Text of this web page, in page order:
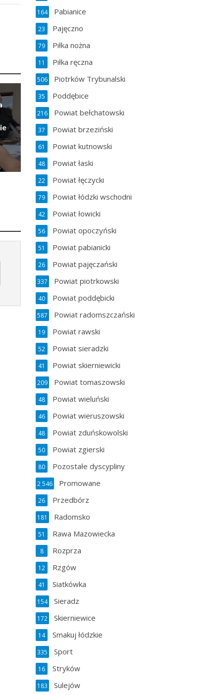
Pabianice
164
Pajęczno
23
Piłka nożna
79
Piłka ręczna
11
Piotrków Trybunalski
506
Poddębice
35
Powiat bełchatowski
216
Powiat brzeziński
37
Powiat kutnowski
61
Powiat łaski
48
Powiat łęczycki
22
Powiat łódzki wschodni
79
Powiat łowicki
42
Powiat opoczyński
56
Powiat pabianicki
51
Powiat pajęczański
26
Powiat piotrkowski
337
Powiat poddębicki
40
Powiat radomszczański
587
Powiat rawski
19
Powiat sieradzki
52
Powiat skierniewicki
41
Powiat tomaszowski
209
Powiat wieluński
48
Powiat wieruszowski
46
Powiat zduńskowolski
48
Powiat zgierski
50
Pozostałe dyscypliny
80
Promowane
2 546
Przedbórz
26
Radomsko
181
Rawa Mazowiecka
51
Rozprza
8
Rzgów
12
Siatkówka
41
Sieradz
154
Skierniewice
172
Smakuj łódzkie
14
Sport
335
Stryków
16
Sulejów
183